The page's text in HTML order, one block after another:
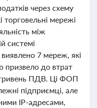
через схему
торговельні мережі
між
системі
7 мереж, які
до втрат
ПДВ. Ці ФОП
підприємці, але
IP-адресами,